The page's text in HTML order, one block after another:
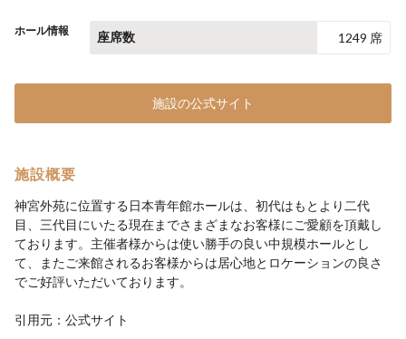
ホール情報 座席数 1249 席
施設の公式サイト
施設概要
神宮外苑に位置する日本青年館ホールは、初代はもとより二代
目、三代目にいたる現在までさまざまなお客様にご愛顧を頂戴し
ております。主催者様からは使い勝手の良い中規模ホールとし
て、またご来館されるお客様からは居心地とロケーションの良さ
でご好評いただいております。
引用元：公式サイト